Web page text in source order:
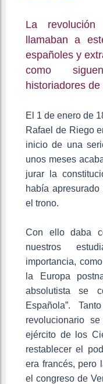
La
llamaban a
españoles y
como
historiadores
El 1 de enero de
Rafael de Riego
inicio de una
unos meses
jurar la
había
el trono.
Con ello daba
nuestros
importancia,
la Europa
absolutista se
Española”.
revolucionario
ejército de los
restablecer el
era francés, pero
el congreso de